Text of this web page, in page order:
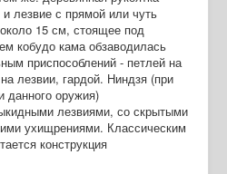
лезвие с прямой или чуть
15 см, стоящее под
кобудо кама обзаводилась
приспособлений - петлей на
лезвии, гардой. Ниндзя (при
данного оружия)
лезвиями, со скрытыми
ухищрениями. Классическим
конструкция